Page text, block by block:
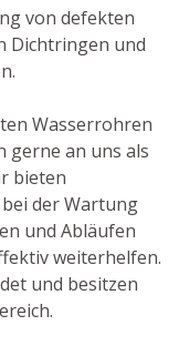
von defekten
Dichtringen und
Wasserrohren
gerne an uns als
bieten
der Wartung
und Abläufen
weiterhelfen.
und besitzen